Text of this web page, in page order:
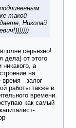
такой
Николай
серьезно!
дела) от этого
никакого, а
на
время - залог
работы также в
времени.
как самый